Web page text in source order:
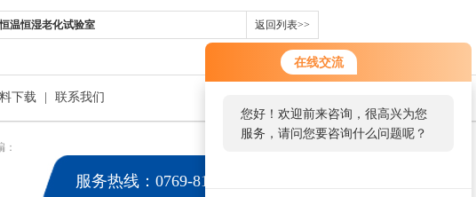
在线交流
您好！欢迎前来咨询，很高兴为您
服务，请问您要咨询什么问题呢？
温恒湿老化试验室 返回列表>>
下载 联系我们
服务热线：0769-81015056